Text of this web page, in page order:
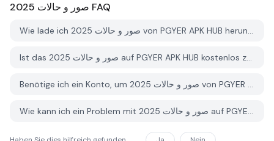
صور و حالات 2025 FAQ
Wie lade ich صور و حالات 2025 von PGYER APK HUB herunter?
Ist das صور و حالات 2025 auf PGYER APK HUB kostenlos zum Download?
Benötige ich ein Konto, um صور و حالات 2025 von PGYER APK HUB herunterzuladen?
Wie kann ich ein Problem mit صور و حالات 2025 auf PGYER APK HUB melden?